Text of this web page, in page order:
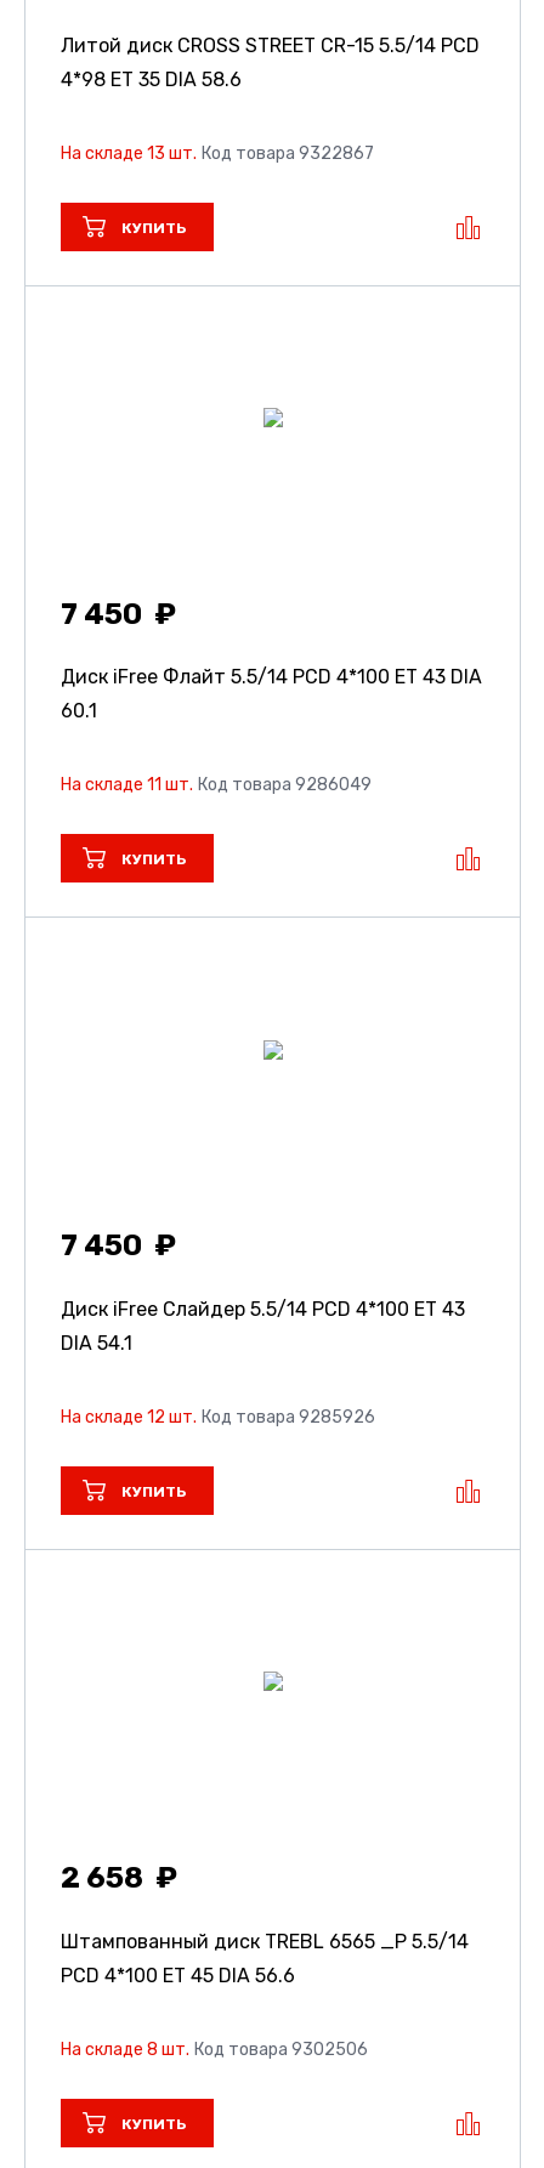
Литой диск CROSS STREET CR-15 5.5/14 PCD
4*98 ET 35 DIA 58.6
На складе 13 шт. Код товара 9322867
КУПИТЬ
7 450
Диск iFree Флайт 5.5/14 PCD 4*100 ET 43 DIA
60.1
На складе 11 шт. Код товара 9286049
КУПИТЬ
7 450
Диск iFree Слайдер 5.5/14 PCD 4*100 ET 43
DIA 54.1
На складе 12 шт. Код товара 9285926
КУПИТЬ
2 658
Штампованный диск TREBL 6565 _P 5.5/14
PCD 4*100 ET 45 DIA 56.6
На складе 8 шт. Код товара 9302506
КУПИТЬ